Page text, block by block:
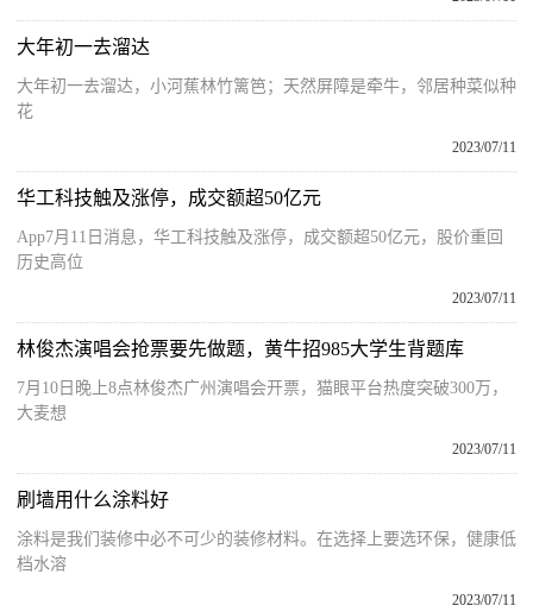
大年初一去溜达
大年初一去溜达，小河蕉林竹篱笆；天然屏障是牵牛，邻居种菜似种
花
2023/07/11
华工科技触及涨停，成交额超50亿元
App7月11日消息，华工科技触及涨停，成交额超50亿元，股价重回
历史高位
2023/07/11
林俊杰演唱会抢票要先做题，黄牛招985大学生背题库
7月10日晚上8点林俊杰广州演唱会开票，猫眼平台热度突破300万，
大麦想
2023/07/11
刷墙用什么涂料好
涂料是我们装修中必不可少的装修材料。在选择上要选环保，健康低
档水溶
2023/07/11